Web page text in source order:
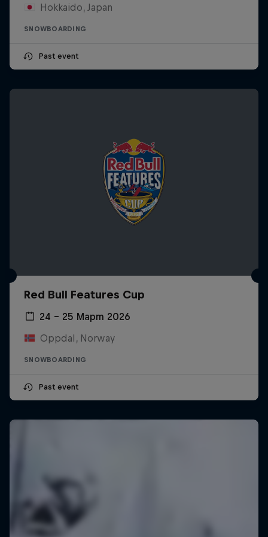
Hokkaido, Japan
SNOWBOARDING
Past event
Red Bull Features Cup
24 – 25 Март 2026
Oppdal, Norway
SNOWBOARDING
Past event